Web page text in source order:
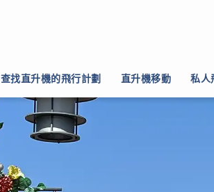
查找直升機的飛行計劃 直升機移動 私人